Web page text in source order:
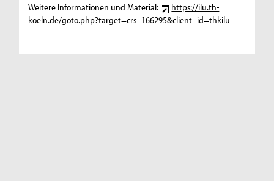
Weitere Informationen und Material:
https://ilu.th-
koeln.de/goto.php?target=crs_166295&client_id=thkilu